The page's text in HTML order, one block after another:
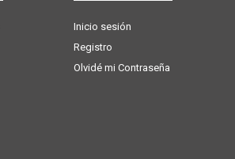
Inicio sesión
Registro
Olvidé mi Contraseña